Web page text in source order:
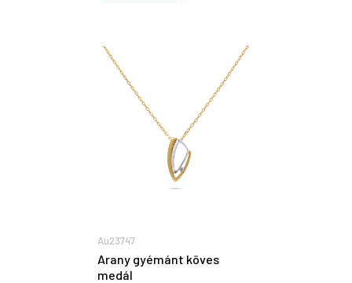
Au23747
Arany gyémánt köves
medál